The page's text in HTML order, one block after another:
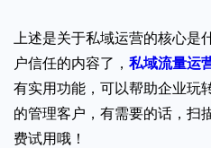
上述是关于私域运营的核心是
户信任的内容了， 私域流量
有实用功能，可以帮助企业玩
的管理客户，有需要的话，扫
费试用哦！